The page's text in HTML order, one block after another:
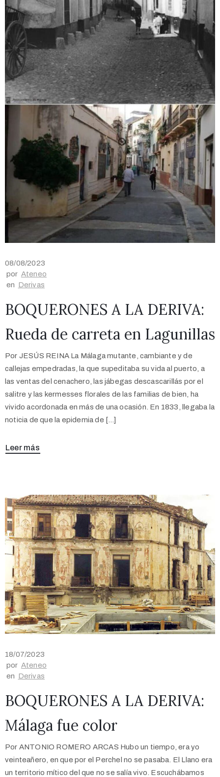
08/08/2023
por Ateneo
en Derivas
BOQUERONES A LA DERIVA:
Rueda de carreta en Lagunillas
Por JESÚS REINA La Málaga mutante, cambiante y de
callejas empedradas, la que supeditaba su vida al puerto, a
las ventas del cenachero, las jábegas descascarillás por el
salitre y las kermesses florales de las familias de bien, ha
vivido acordonada en más de una ocasión. En 1833, llegaba la
noticia de que la epidemia de […]
Leer más
18/07/2023
por Ateneo
en Derivas
BOQUERONES A LA DERIVA:
Málaga fue color
Por ANTONIO ROMERO ARCAS Hubo un tiempo, era yo
veinteañero, en que por el Perchel no se pasaba. El Llano era
un territorio mítico del que no se salía vivo. Escuchábamos